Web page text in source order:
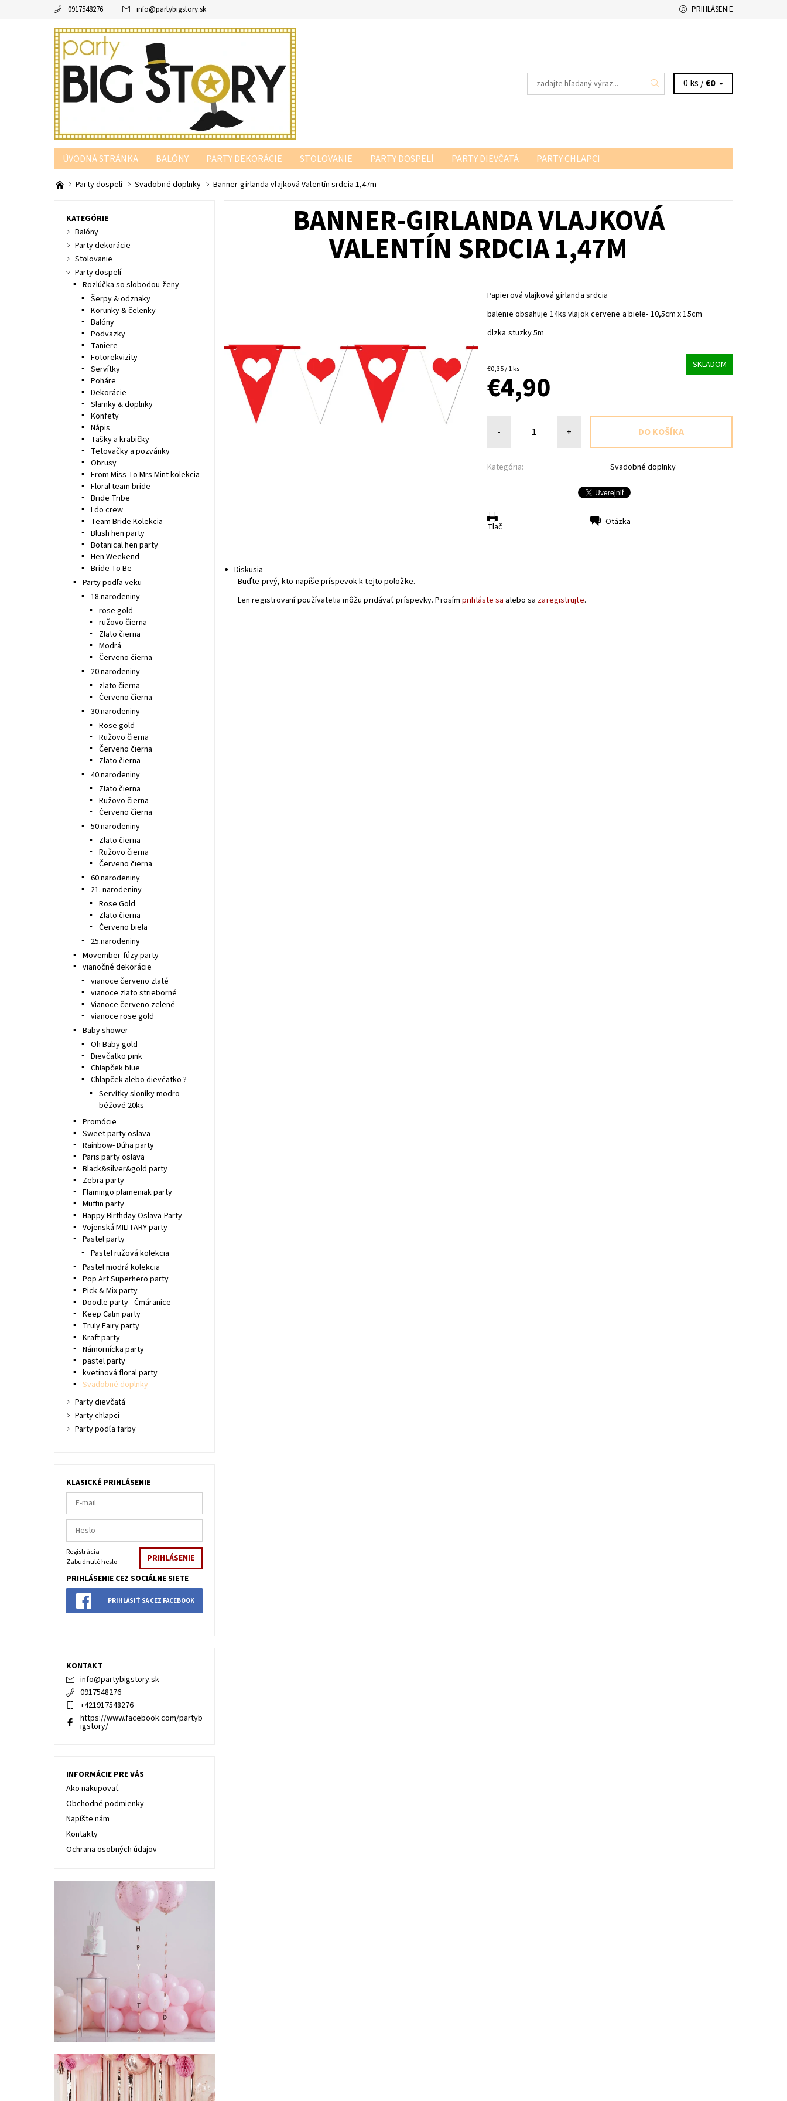
0917548276 info@partybigstory.sk PRIHLÁSENIE
0 ks /€0
ÚVODNÁ STRÁNKA BALÓNY PARTY DEKORÁCIE STOLOVANIE PARTY DOSPELÍ PARTY DIEVČATÁ
PARTY CHLAPCI
PARTY PODĽA FARBY
Party dospelí Svadobné doplnky Banner-girlanda vlajková Valentín srdcia 1,47m
BANNER-GIRLANDA VLAJKOVÁ
VALENTÍN SRDCIA 1,47M
Papierová vlajková girlanda srdcia
balenie obsahuje 14ks vlajok cervene a biele- 10,5cm x 15cm
dlzka stuzky 5m
€0,35 / 1 ks SKLADOM
€4,90
- +
Kategória: Svadobné doplnky
Tlač Otázka
Diskusia
Buďte prvý, kto napíše príspevok k tejto položke.
Len registrovaní používatelia môžu pridávať príspevky. Prosímprihláste sa alebo sa zaregistrujte.
KATEGÓRIE
Balóny
Party dekorácie
Stolovanie
Party dospelí
Rozlúčka so slobodou-ženy
Šerpy & odznaky
Korunky & čelenky
Balóny
Podväzky
Taniere
Fotorekvizity
Servítky
Poháre
Dekorácie
Slamky & doplnky
Konfety
Nápis
Tašky a krabičky
Tetovačky a pozvánky
Obrusy
From Miss To Mrs Mint kolekcia
Floral team bride
Bride Tribe
I do crew
Team Bride Kolekcia
Blush hen party
Botanical hen party
Hen Weekend
Bride To Be
Party podľa veku
18.narodeniny
rose gold
ružovo čierna
Zlato čierna
Modrá
Červeno čierna
20.narodeniny
zlato čierna
Červeno čierna
30.narodeniny
Rose gold
Ružovo čierna
Červeno čierna
Zlato čierna
40.narodeniny
Zlato čierna
Ružovo čierna
Červeno čierna
50.narodeniny
Zlato čierna
Ružovo čierna
Červeno čierna
60.narodeniny
21. narodeniny
Rose Gold
Zlato čierna
Červeno biela
25.narodeniny
Movember-fúzy party
vianočné dekorácie
vianoce červeno zlaté
vianoce zlato strieborné
Vianoce červeno zelené
vianoce rose gold
Baby shower
Oh Baby gold
Dievčatko pink
Chlapček blue
Chlapček alebo dievčatko ?
Servítky sloníky modro
béžové 20ks
Promócie
Sweet party oslava
Rainbow- Dúha party
Paris party oslava
Black&silver&gold party
Zebra party
Flamingo plameniak party
Muffin party
Happy Birthday Oslava-Party
Vojenská MILITARY party
Pastel party
Pastel ružová kolekcia
Pastel modrá kolekcia
Pop Art Superhero party
Pick & Mix party
Doodle party - Čmáranice
Keep Calm party
Truly Fairy party
Kraft party
Námornícka party
pastel party
kvetinová floral party
Svadobné doplnky
Party dievčatá
Party chlapci
Party podľa farby
KLASICKÉ PRIHLÁSENIE
Registrácia
Zabudnuté heslo
PRIHLÁSENIE CEZ SOCIÁLNE SIETE
PRIHLÁSIŤ SA CEZ FACEBOOK
KONTAKT
info@partybigstory.sk
0917548276
+421917548276
https://www.facebook.com/partyb
igstory/
INFORMÁCIE PRE VÁS
Ako nakupovať
Obchodné podmienky
Napíšte nám
Kontakty
Ochrana osobných údajov